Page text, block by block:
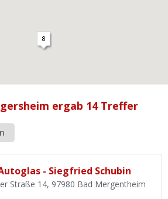
Werkstatt Login
ergab 14 Treffer
- Siegfried Schubin
Straße 14, 97980 Bad Mergentheim